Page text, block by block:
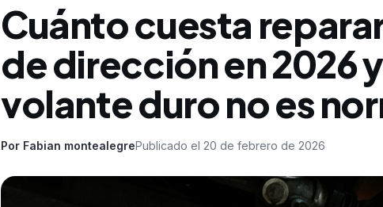
Cuánto cuesta
de dirección en 2026
volante duro no es
Por Fabian montealegrePublicado el 20 de febrero de 2026